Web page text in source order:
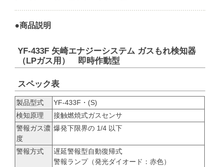
●商品説明
YF-433F 矢崎エナジーシステム ガスもれ検知器
（LPガス用） 即時作動型
スペック表
製品型式
YF-433F・(S)
検知原理
接触燃焼式ガスセンサ
警報ガス濃
度
爆発下限界の 1/4 以下
警報方式
遅延警報型自動復帰式
警報ランプ（発光ダイオード：赤色）